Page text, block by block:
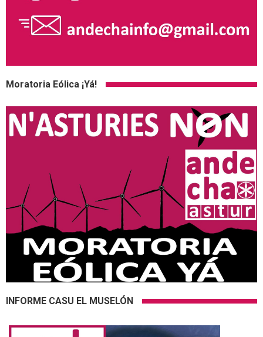
Moratoria Eólica ¡Yá!
INFORME CASU EL MUSELÓN